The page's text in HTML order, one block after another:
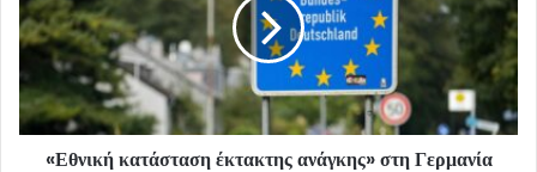
«Εθνική κατάσταση έκτακτης ανάγκης» στη Γερμανία